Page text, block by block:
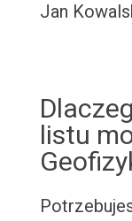
Jan
listu